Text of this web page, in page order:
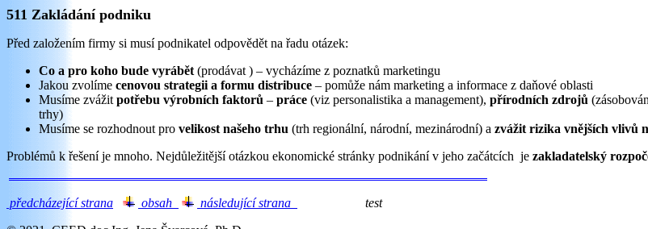
511 Zakládání podniku
Před založením firmy si musí podnikatel odpovědět na řadu otázek:
Co a pro koho bude vyrábět (prodávat ) – vycházíme z poznatků marketingu
Jakou zvolíme cenovou strategii a formu distribuce – pomůže nám marketing a informace z daňové oblasti
Musíme zvážit potřebu výrobních faktorů – práce (viz personalistika a management), přírodních zdrojů
trhy)
Musíme se rozhodnout pro velikost našeho trhu (trh regionální, národní, mezinárodní) a zvážit rizika vnějších vlivů
Problémů k řešení je mnoho. Nejdůležitější otázkou ekonomické stránky podnikání v jeho začátcích je zakladatelský
předcházející strana obsah následující strana
test